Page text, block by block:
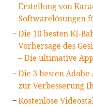
Erstellung von
Softwarelösungen
Die 10 besten KI-
Vorhersage des
– Die ultimative
Die 3 besten
zur Verbesserung
Kostenlose